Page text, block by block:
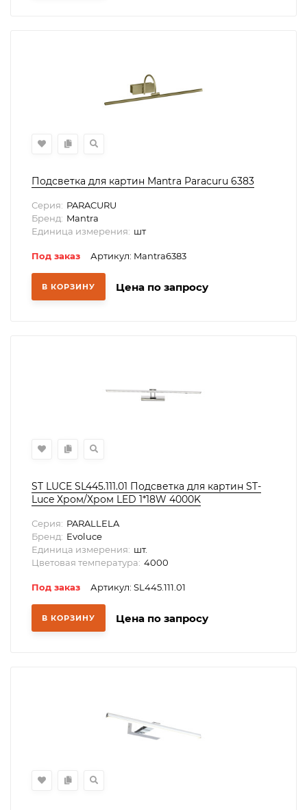
Подсветка для картин Mantra Paracuru 6383
Серия: PARACURU
Бренд: Mantra
Единица измерения: шт
Под заказ Артикул: Mantra6383
В КОРЗИНУ Цена по запросу
ST LUCE SL445.111.01 Подсветка для картин ST-
Luce Хром/Хром LED 1*18W 4000K
Серия: PARALLELA
Бренд: Evoluce
Единица измерения: шт.
Цветовая температура: 4000
Под заказ Артикул: SL445.111.01
В КОРЗИНУ Цена по запросу